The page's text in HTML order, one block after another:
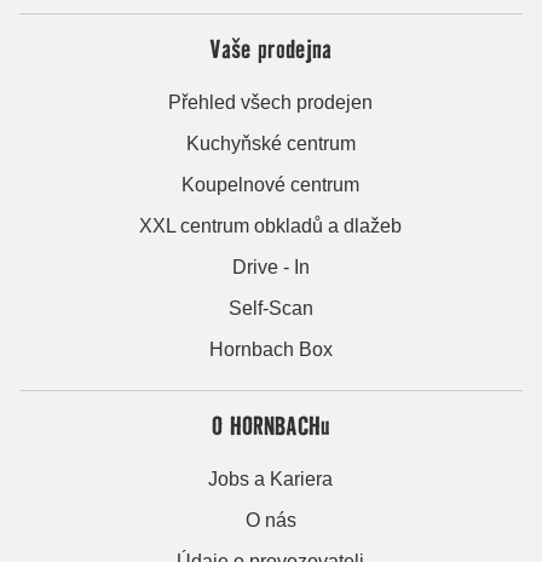
Vaše prodejna
Přehled všech prodejen
Kuchyňské centrum
Koupelnové centrum
XXL centrum obkladů a dlažeb
Drive - In
Self-Scan
Hornbach Box
O HORNBACHu
Jobs a Kariera
O nás